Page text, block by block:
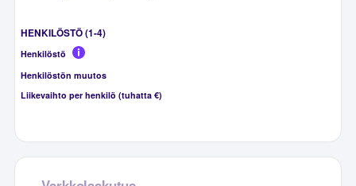
HENKILÖSTÖ (1-4)
Henkilöstö
Henkilöstön muutos
Liikevaihto per henkilö (tuhatta €)